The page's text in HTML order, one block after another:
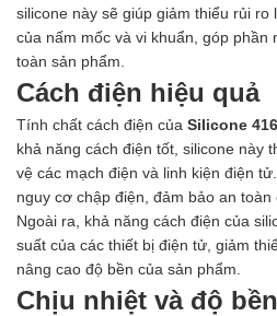
silicone này sẽ giúp giảm thiểu rủi ro
của nấm mốc và vi khuẩn, góp phần
toàn sản phẩm.
Cách điện hiệu quả
Tính chất cách điện của Silicone 416
khả năng cách điện tốt, silicone này
vệ các mạch điện và linh kiện điện
nguy cơ chập điện, đảm bảo an toàn
Ngoài ra, khả năng cách điện của
suất của các thiết bị điện tử, giảm
nâng cao độ bền của sản phẩm.
Chịu nhiệt và độ